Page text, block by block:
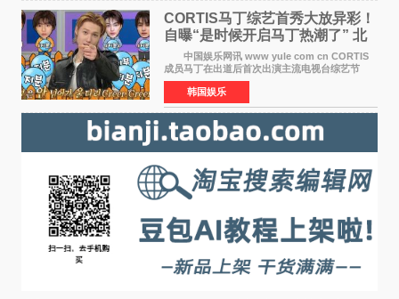
CORTIS马丁综艺首秀大放异彩！
自曝“是时候开启马丁热潮了” 北
美巡演火热进行中
中国娱乐网讯 www yule com cn CORTIS
成员马丁在出道后首次出演主流电视台综艺节
目，展现了多才多艺的魅力。 马丁出演了5日
播出的MBC《Radio Star》Fashion与Passion
之间，I&lsquo;m
韩国娱乐